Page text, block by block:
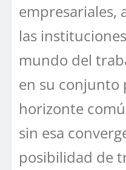
empresariales,
las
mundo del
en su conjunto
horizonte
sin esa
posibilidad de